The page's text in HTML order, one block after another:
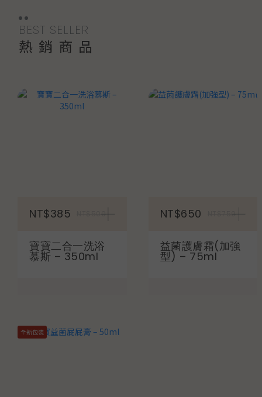
BEST SELLER
熱銷商品
寶寶二合一洗浴
慕斯 – 350ml
NT$385 NT$500 加入購物車
益菌護膚霜(加強
型) – 75ml
NT$650 NT$750
全新包裝